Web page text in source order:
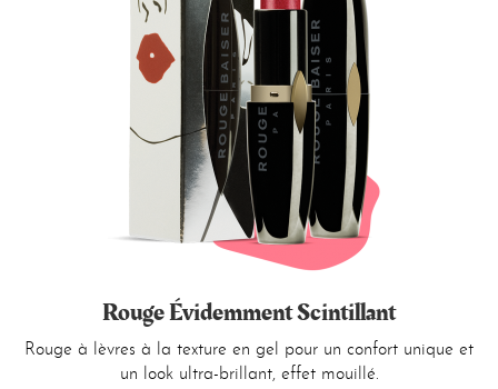
Rouge Évidemment Scintillant
Rouge à lèvres à la texture en gel pour un confort unique et
un look ultra-brillant, effet mouillé.